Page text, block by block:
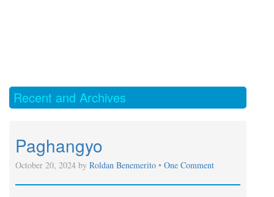
Recent and Archives
Paghangyo
October 20, 2024 by Roldan Benemerito • One Comment